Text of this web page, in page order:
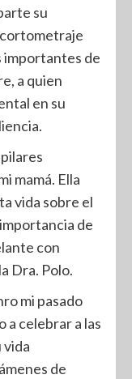
su
importantes de
a quien
en su
mamá. Ella
vida sobre el
de
con
Dra. Polo.
mi pasado
celebrar a las
vida
de